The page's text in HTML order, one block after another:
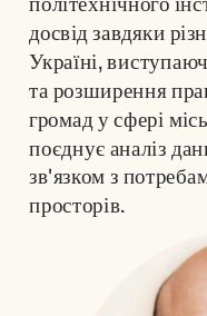
досвід завдяки
Україні,
та розширення
громад у сфері
поєднує аналіз
зв'язком з
просторів.